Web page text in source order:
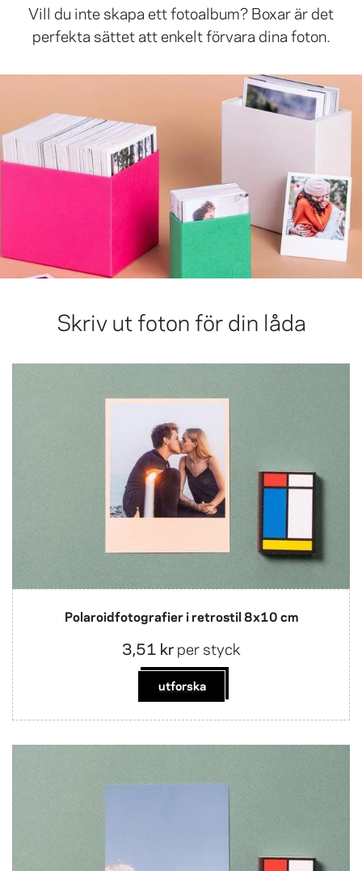
Vill du inte skapa ett fotoalbum? Boxar är det
perfekta sättet att enkelt förvara dina foton.
Skriv ut foton för din låda
Polaroidfotografier i retrostil 8x10 cm
3,51 krper styck
utforska